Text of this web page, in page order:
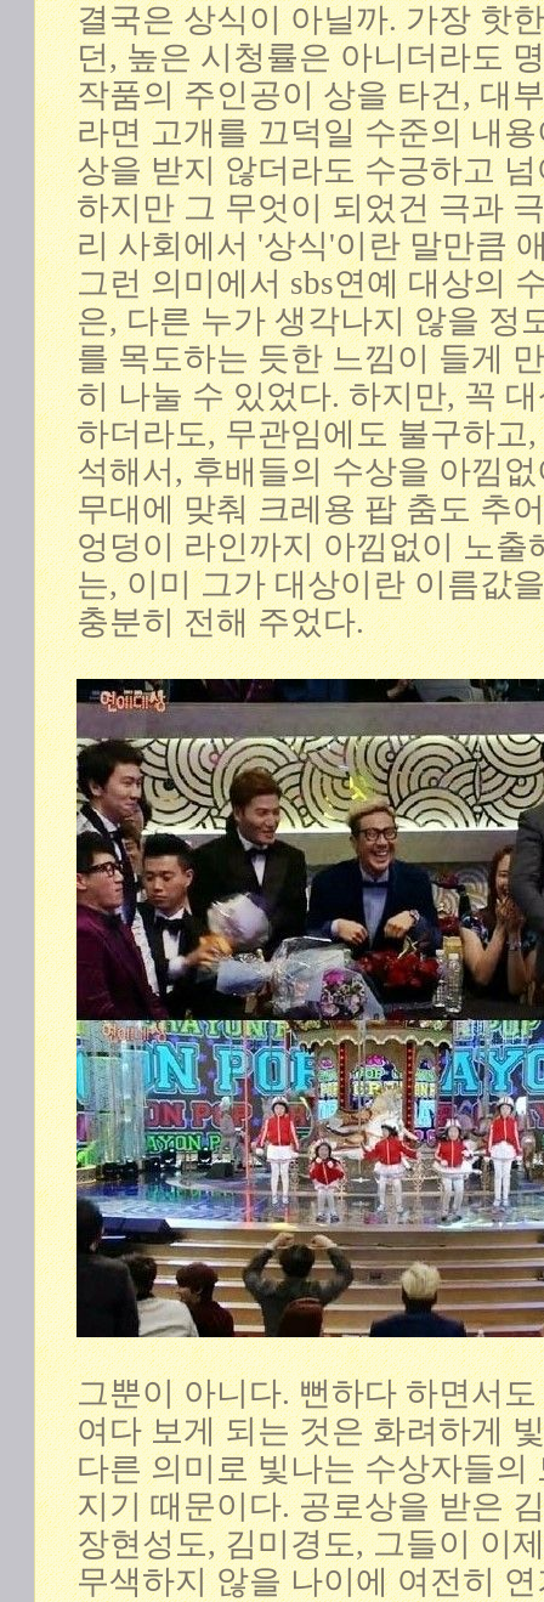
결국은 상식이 아닐까. 가장 핫
던, 높은 시청률은 아니더라도
작품의 주인공이 상을 타건, 대
라면 고개를 끄덕일 수준의 내
상을 받지 않더라도 수긍하고
하지만 그 무엇이 되었건 극과
리 사회에서 '상식'이란 말만큼
그런 의미에서 sbs연예 대상의
은, 다른 누가 생각나지 않을 정
를 목도하는 듯한 느낌이 들게
히 나눌 수 있었다. 하지만, 꼭
하더라도, 무관임에도 불구하고
석해서, 후배들의 수상을 아낌
무대에 맞춰 크레용 팝 춤도 추
엉덩이 라인까지 아낌없이 노출
는, 이미 그가 대상이란 이름값
충분히 전해 주었다.
그뿐이 아니다. 뻔하다 하면서
여다 보게 되는 것은 화려하게
다른 의미로 빛나는 수상자들의
지기 때문이다. 공로상을 받은
장현성도, 김미경도, 그들이 이
무색하지 않을 나이에 여전히